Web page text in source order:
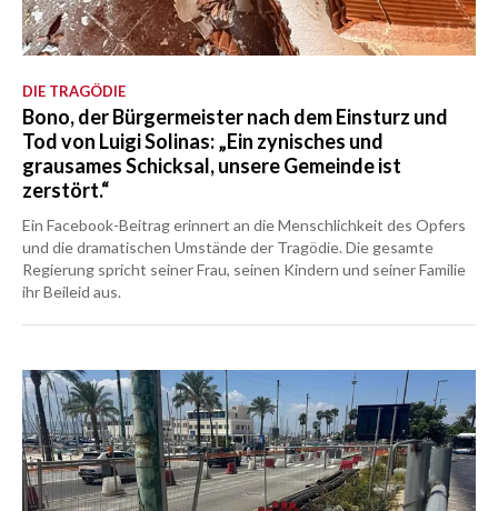
DIE TRAGÖDIE
Bono, der Bürgermeister nach dem Einsturz und
Tod von Luigi Solinas: „Ein zynisches und
grausames Schicksal, unsere Gemeinde ist
zerstört.“
Ein Facebook-Beitrag erinnert an die Menschlichkeit des Opfers
und die dramatischen Umstände der Tragödie. Die gesamte
Regierung spricht seiner Frau, seinen Kindern und seiner Familie
ihr Beileid aus.